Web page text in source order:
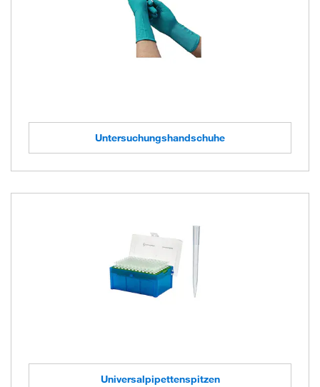
Untersuchungshandschuhe
Universalpipettenspitzen